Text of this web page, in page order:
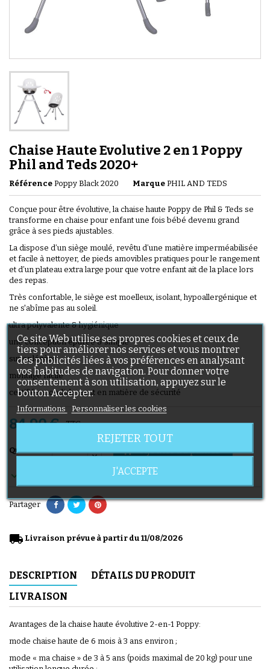
Chaise Haute Evolutive 2 en 1 Poppy
Phil and Teds 2020+
Référence Poppy Black 2020 Marque PHIL AND TEDS
Conçue pour être évolutive, la chaise haute Poppy de Phil & Teds se
transforme en chaise pour enfant une fois bébé devenu grand
grâce à ses pieds ajustables.
La dispose d’un siège moulé, revêtu d’une matière imperméabilisée
et facile à nettoyer, de pieds amovibles pratiques pour le rangement
et d’un plateau extra large pour que votre enfant ait de la place lors
des repas.
Très confortable, le siège est moelleux, isolant, hypoallergénique et
ne s'abîme pas au soleil.
ultra polyvalente & hygiénique
une conception épurée & simple
super légère
montage facile
certifiée mondialement en matière de sécurité
84,90 € TTC
Quantité  Ajouter au panier

Partager
local_shipping Livraison prévue à partir du 11/08/2026
DESCRIPTION
DÉTAILS DU PRODUIT
LIVRAISON
Avantages de la chaise haute évolutive 2-en-1 Poppy:
mode chaise haute de 6 mois à 3 ans environ ;
mode « ma chaise » de 3 à 5 ans (poids maximal de 20 kg) pour une
Ce site Web utilise ses propres cookies et ceux de
tiers pour améliorer nos services et vous montrer
des publicités liées à vos préférences en analysant
vos habitudes de navigation. Pour donner votre
consentement à son utilisation, appuyez sur le
bouton Accepter.
Informations Personnaliser les cookies
REJETER TOUT
J'ACCEPTE